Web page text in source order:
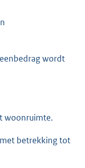
wordt
woonruimte.
betrekking tot